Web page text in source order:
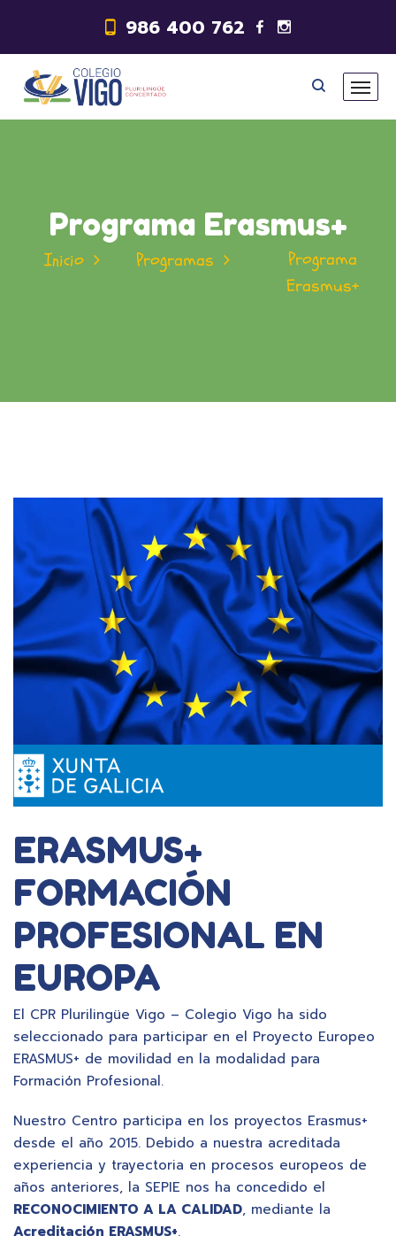
986 400 762
Programa Erasmus+
Inicio Programas
Programa
Erasmus+
ERASMUS+
FORMACIÓN
PROFESIONAL EN
EUROPA
El CPR Plurilingüe Vigo – Colegio Vigo ha sido
seleccionado para participar en el Proyecto Europeo
ERASMUS+ de movilidad en la modalidad para
Formación Profesional.
Nuestro Centro participa en los proyectos Erasmus+
desde el año 2015. Debido a nuestra acreditada
experiencia y trayectoria en procesos europeos de
años anteriores, la SEPIE nos ha concedido el
RECONOCIMIENTO A LA CALIDAD, mediante la
Acreditación ERASMUS+.